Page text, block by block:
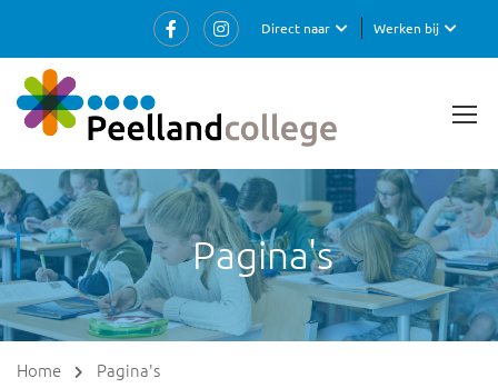
Werken bij
Direct naar
Pagina's
Home Pagina's